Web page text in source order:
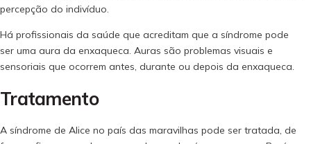
percepção do indivíduo.
Há profissionais da saúde que acreditam que a síndrome pode
ser uma aura da enxaqueca. Auras são problemas visuais e
sensoriais que ocorrem antes, durante ou depois da enxaqueca.
Tratamento
A síndrome de Alice no país das maravilhas pode ser tratada, de